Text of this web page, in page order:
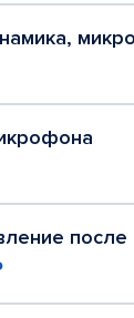
после